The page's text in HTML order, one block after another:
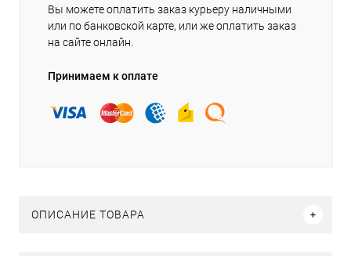
Вы можете оплатить заказ курьеру наличными
или по банковской карте, или же оплатить заказ
на сайте онлайн.
Принимаем к оплате
ОПИСАНИЕ ТОВАРА